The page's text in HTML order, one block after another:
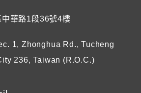
華路1段36號4樓
1, Zhonghua Rd., Tucheng
236, Taiwan (R.O.C.)